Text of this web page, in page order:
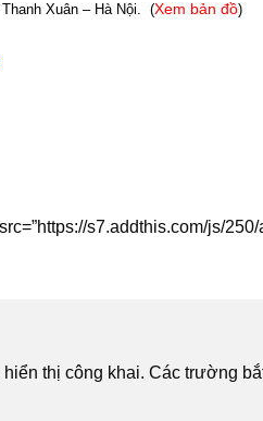
Xuân – Hà Nội. (Xem bản đồ)
s7.addthis.com/js/
thị công khai. Các trường